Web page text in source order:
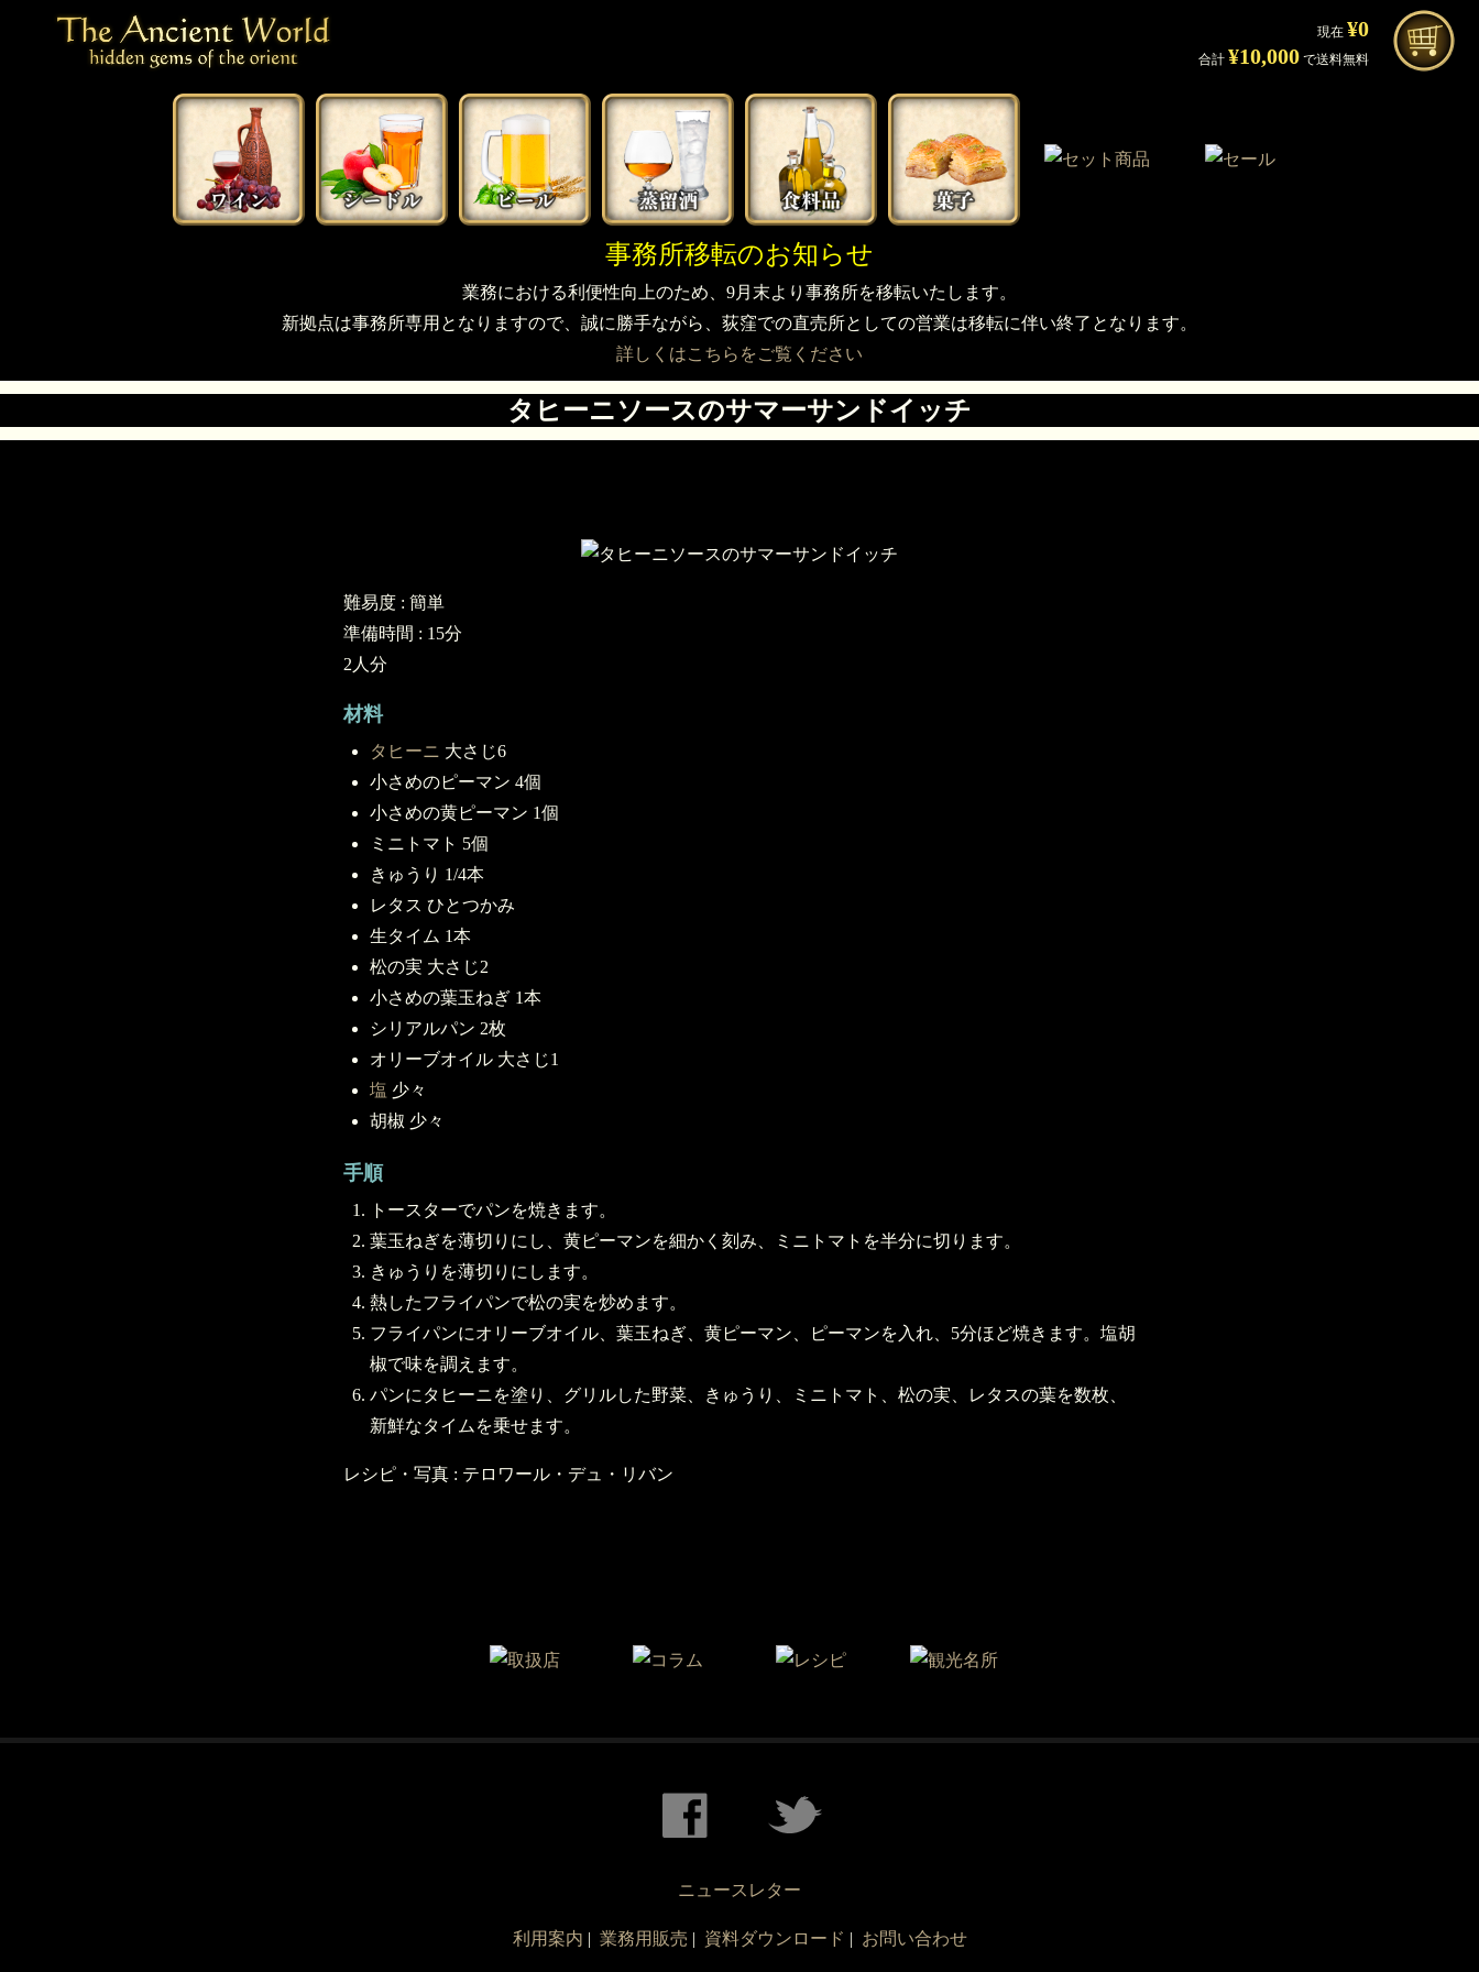
事務所移転のお知らせ
業務における利便性向上のため、9月末より事務所を移転いたします。
新拠点は事務所専用となりますので、誠に勝手ながら、荻窪での直売所としての営業は移転に伴い終了となります。
詳しくはこちらをご覧ください
タヒーニソースのサマーサンドイッチ
難易度 : 簡単
準備時間 : 15分
2人分
材料
タヒーニ 大さじ6
小さめのピーマン 4個
小さめの黄ピーマン 1個
ミニトマト 5個
きゅうり 1/4本
レタス ひとつかみ
生タイム 1本
松の実 大さじ2
小さめの葉玉ねぎ 1本
シリアルパン 2枚
オリーブオイル 大さじ1
塩 少々
胡椒 少々
手順
トースターでパンを焼きます。
葉玉ねぎを薄切りにし、黄ピーマンを細かく刻み、ミニトマトを半分に切ります。
きゅうりを薄切りにします。
熱したフライパンで松の実を炒めます。
フライパンにオリーブオイル、葉玉ねぎ、黄ピーマン、ピーマンを入れ、5分ほど焼きます。塩胡
椒で味を調えます。
パンにタヒーニを塗り、グリルした野菜、きゅうり、ミニトマト、松の実、レタスの葉を数枚、
新鮮なタイムを乗せます。
レシピ・写真 : テロワール・デュ・リバン
ニュースレター
利用案内 | 業務用販売 | 資料ダウンロード | お問い合わせ
現在 ¥0
合計 ¥10,000 で送料無料